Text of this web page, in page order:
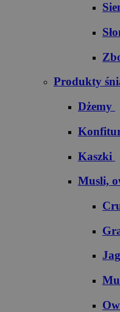
Produkty
Dżemy
Kaszki
Musli,